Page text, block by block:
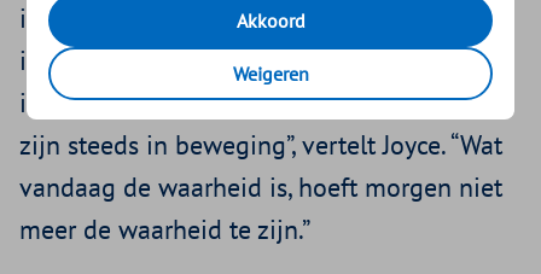
internist-nefroloog en allergoloog-klinisch
immunoloog, legt uit hoe dat kan. “Je
immuunsysteem en je maag-darmkanaal
zijn steeds in beweging”, vertelt Joyce. “Wat
vandaag de waarheid is, hoeft morgen niet
meer de waarheid te zijn.”
Akkoord
Weigeren